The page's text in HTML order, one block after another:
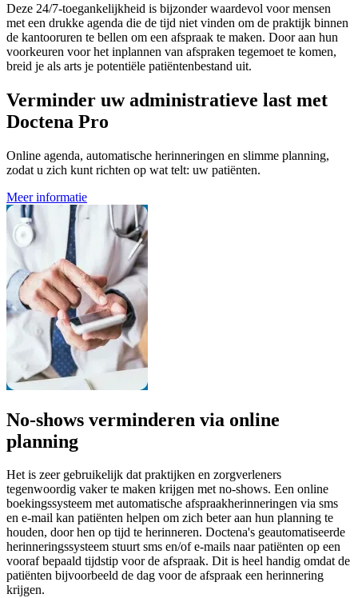
Deze 24/7-toegankelijkheid is bijzonder waardevol voor mensen
met een drukke agenda die de tijd niet vinden om de praktijk binnen
de kantooruren te bellen om een afspraak te maken. Door aan hun
voorkeuren voor het inplannen van afspraken tegemoet te komen,
breid je als arts je potentiële patiëntenbestand uit.
Verminder uw administratieve last met
Doctena Pro
Online agenda, automatische herinneringen en slimme planning,
zodat u zich kunt richten op wat telt: uw patiënten.
Meer informatie
No-shows verminderen via online
planning
Het is zeer gebruikelijk dat praktijken en zorgverleners
tegenwoordig vaker te maken krijgen met no-shows. Een online
boekingssysteem met automatische afspraakherinneringen via sms
en e-mail kan patiënten helpen om zich beter aan hun planning te
houden, door hen op tijd te herinneren. Doctena's geautomatiseerde
herinneringssysteem stuurt sms en/of e-mails naar patiënten op een
vooraf bepaald tijdstip voor de afspraak. Dit is heel handig omdat de
patiënten bijvoorbeeld de dag voor de afspraak een herinnering
krijgen.